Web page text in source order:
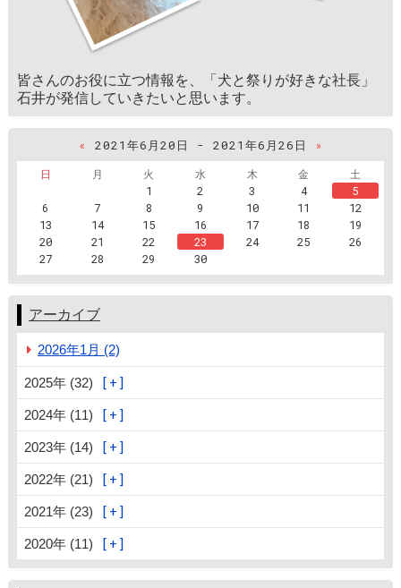
皆さんのお役に立つ情報を、「犬と祭りが好きな社長」
石井が発信していきたいと思います。
« 2021年6月20日 - 2021年6月26日
»
日
月 火 水 木 金
土
1
2 3 4
5
6
7 8 9 10 11
12
13
14 15 16 17 18
19
20
21 22 23 24 25
26
27
28 29 30
アーカイブ
2026年1月 (2)
2025年 (32)
2024年 (11)
2023年 (14)
2022年 (21)
2021年 (23)
2020年 (11)